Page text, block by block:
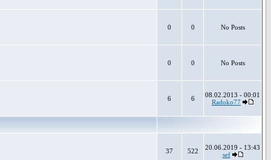
0 0 No Posts
0 0 No Posts
6 6
08.02.2013 - 00:01
Radoko77
37 522
20.06.2019 - 13:43
sef